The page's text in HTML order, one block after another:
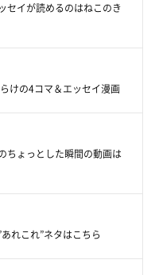
セイが読めるのはねこのき
けの4コマ＆エッセイ漫画
ちょっとした瞬間の動画は
れこれ”ネタはこちら